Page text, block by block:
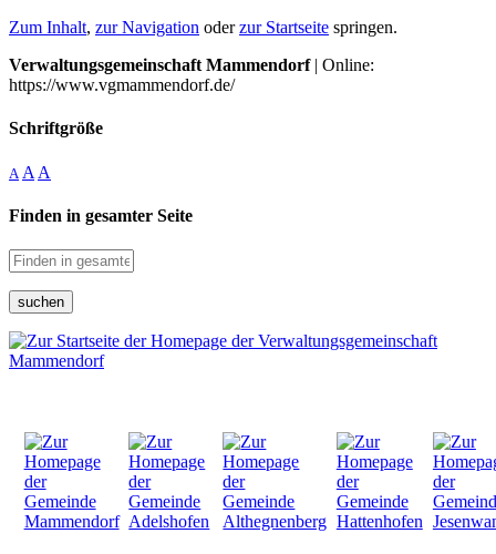
Zum Inhalt, zur Navigation oderzur Startseite springen.
Verwaltungsgemeinschaft Mammendorf| Online:
https://www.vgmammendorf.de/
Schriftgröße
A A A
Finden in gesamter Seite
suchen